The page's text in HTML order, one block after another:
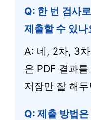
Q: 한 번 검사
제출할 수 있나
A: 네, 2차, 3
은 PDF 결과
저장만 잘 해
Q: 제출 방법